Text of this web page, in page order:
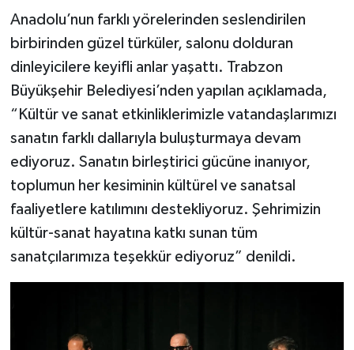
Anadolu’nun farklı yörelerinden seslendirilen
birbirinden güzel türküler, salonu dolduran
dinleyicilere keyifli anlar yaşattı. Trabzon
Büyükşehir Belediyesi’nden yapılan açıklamada,
“Kültür ve sanat etkinliklerimizle vatandaşlarımızı
sanatın farklı dallarıyla buluşturmaya devam
ediyoruz. Sanatın birleştirici gücüne inanıyor,
toplumun her kesiminin kültürel ve sanatsal
faaliyetlere katılımını destekliyoruz. Şehrimizin
kültür-sanat hayatına katkı sunan tüm
sanatçılarımıza teşekkür ediyoruz” denildi.